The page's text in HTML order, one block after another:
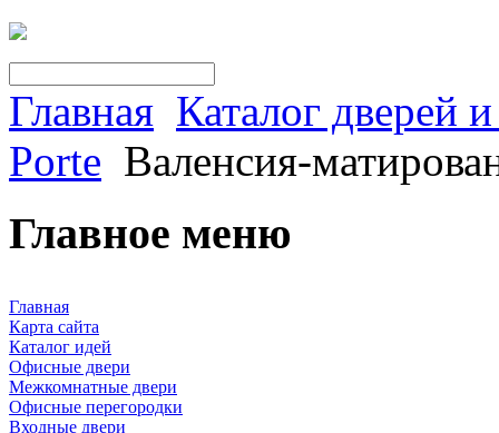
Главная Каталог дверей
Porte Валенсия-
Главное меню
Главная
Карта сайта
Каталог идей
Офисные двери
Межкомнатные двери
Офисные перегородки
Входные двери